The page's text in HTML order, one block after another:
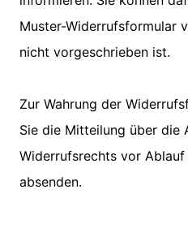
Muster-Widerrufsformular
nicht vorgeschrieben ist.
Zur Wahrung der
Sie die Mitteilung über die
Widerrufsrechts vor
absenden.